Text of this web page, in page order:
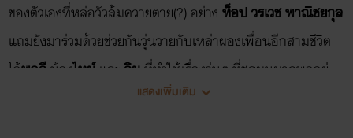
ของตัวเองที่หล่อวัวล้มควายตาย(?) อย่าง ท็อป วรเวช พาณิชยกุล
แถมยังมาร่วมด้วยช่วยกันวุ่นวายกับเหล่าผองเพื่อนอีกสามชีวิต
ไอ้พอดีน้องไทม์และ คิมที่ทำให้เรื่องวุ่นๆ ที่ชุลมุนมากพออยู่
แล้วยิ่งถมทับความชุลมุนขึ้นไปอีก
แสดงเพิ่มเติม